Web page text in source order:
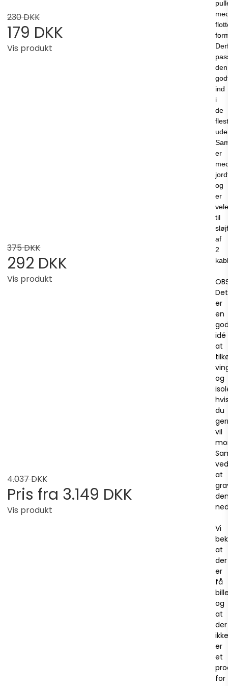
230 DKK
179 DKK
Vis produkt
375 DKK
292 DKK
Vis produkt
4.037 DKK
Pris fra 3.149 DKK
Vis produkt
den
ind
i
de
er
og
er
til
af
2
Det
er
en
idé
at
og
du
vil
ved
at
Vi
at
der
er
få
og
at
der
ikke
er
et
for